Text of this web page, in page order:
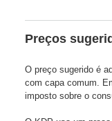
Preços
O preço sugerido é
com capa comum.
imposto sobre o